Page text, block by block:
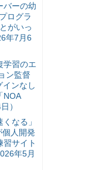
バーの幼
ログラ
がいっ
年7月6
学習のエ
ン監督
インなし
NOA
）
なる」
人開発
習サイト
年5月